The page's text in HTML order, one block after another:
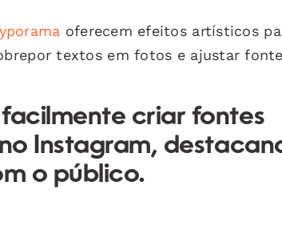
oferecem efeitos artísticos
textos em fotos e ajustar
criar fontes
Instagram,
o público.